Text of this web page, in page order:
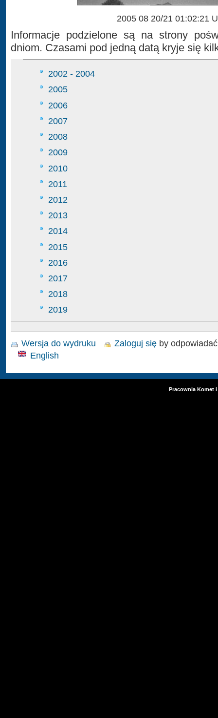
2005 08 20/21 01:02:21
Informacje podzielone są na strony
dniom. Czasami pod jedną datą kryje się
2002 - 2004
2005
2006
2007
2008
2009
2010
2011
2012
2013
2014
2015
2016
2017
2018
2019
Wersja do wydruku Zaloguj się by odpowiadać
English
Pracownia Komet